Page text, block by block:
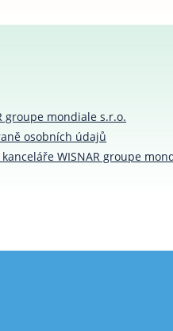
groupe mondiale s.r.o.
osobních údajů
WISNAR groupe